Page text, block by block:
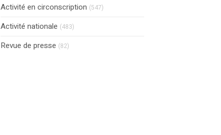
Activité en circonscription (547)
Activité nationale (483)
Revue de presse (82)